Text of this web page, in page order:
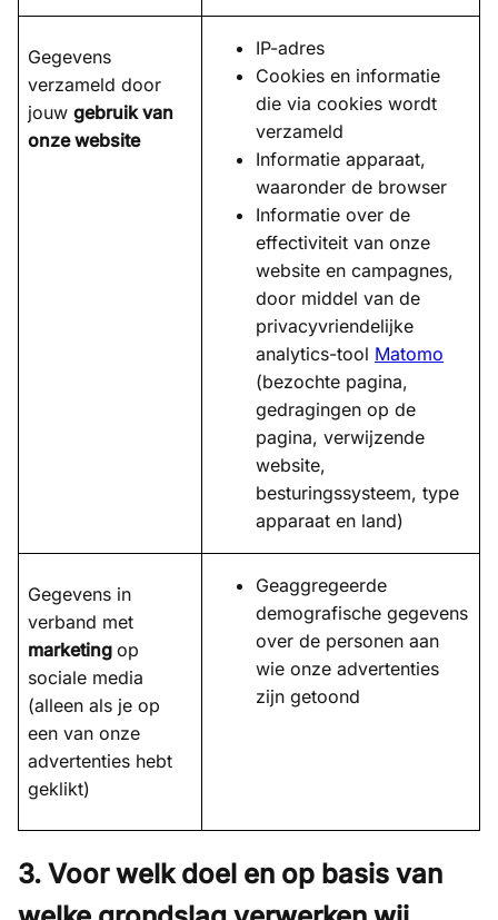
Gegevens
verzameld door
jouw gebruik van
onze website
IP-adres
Cookies en informatie
die via cookies wordt
verzameld
Informatie apparaat,
waaronder de browser
Informatie over de
effectiviteit van onze
website en campagnes,
door middel van de
privacyvriendelijke
analytics-tool Matomo
(bezochte pagina,
gedragingen op de
pagina, verwijzende
website,
besturingssysteem, type
apparaat en land)
Gegevens in
verband met
marketing op
sociale media
(alleen als je op
een van onze
advertenties hebt
geklikt)
Geaggregeerde
demografische gegevens
over de personen aan
wie onze advertenties
zijn getoond
3. Voor welk doel en op basis van